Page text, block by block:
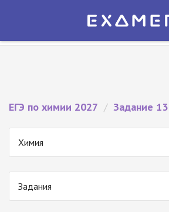
Экзамер — ЕГЭ 2027
ЕГЭ по химии 2027 / Задание 13
Химия
Задания